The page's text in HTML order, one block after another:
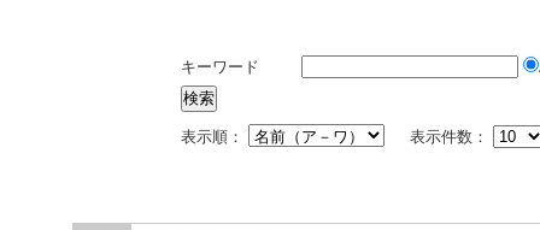
キーワード
表示順： 表示件数：